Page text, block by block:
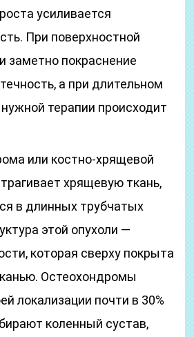
усиливается
При поверхностной
заметно покраснение
а при длительном
терапии происходит
или костно-хрящевой
хрящевую ткань,
в длинных трубчатых
этой опухоли —
которая сверху покрыта
Остеохондромы
локализации почти в 30%
коленный сустав,